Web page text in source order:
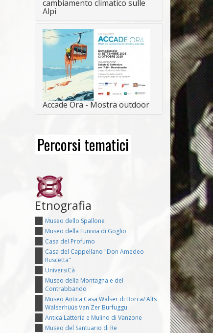
cambiamento climatico sulle
Alpi
Accade Ora - Mostra outdoor
Percorsi tematici
Etnografia
Museo dello Spallone
Museo della Funivia di Goglio
Casa del Profumo
Casa del Cappellano "Don Amedeo
Ruscetta"
UniversiCà
Museo della Montagna e del
Contrabbando
Museo Antica Casa Walser di Borca/ Alts
Walserhüüs Van Zer Burfuggu
Antica Latteria e Mulino di Vanzone
Museo del Santuario di Re